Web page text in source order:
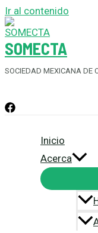
Ir al contenido
SOMECTA
SOCIEDAD MEXICANA DE
Inicio
Acerca